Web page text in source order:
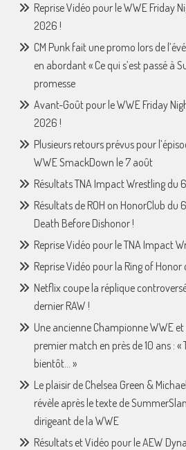
Reprise Vidéo pour le WWE Friday
2026 !
CM Punk fait une promo lors de
en abordant « Ce qui s’est passé à
promesse
Avant-Goût pour le WWE Friday
2026 !
Plusieurs retours prévus pour
WWE SmackDown le 7 août
Résultats TNA Impact Wrestling du
Résultats de ROH on HonorClub
Death Before Dishonor !
Reprise Vidéo pour le TNA Impact
Reprise Vidéo pour la Ring of
Netflix coupe la réplique
dernier RAW !
Une ancienne Championne WWE
premier match en près de 10 ans : «
bientôt… »
Le plaisir de Chelsea Green &
révèle après le texte de
dirigeant de la WWE
Résultats et Vidéo pour le AEW